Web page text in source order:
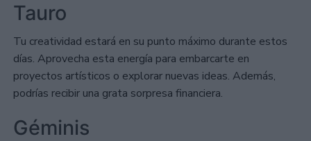
Tauro
Tu creatividad estará en su punto máximo durante estos
días. Aprovecha esta energía para embarcarte en
proyectos artísticos o explorar nuevas ideas. Además,
podrías recibir una grata sorpresa financiera.
Géminis